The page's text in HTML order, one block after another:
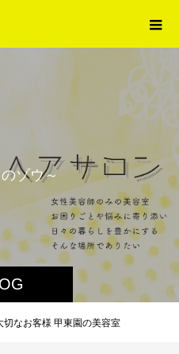
のゾウ～
切なお客様 甲東園の美容室